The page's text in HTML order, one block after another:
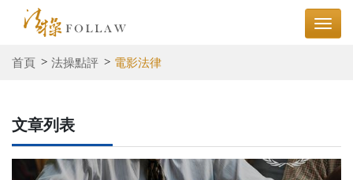
首頁 法操點評 電影法律
文章列表